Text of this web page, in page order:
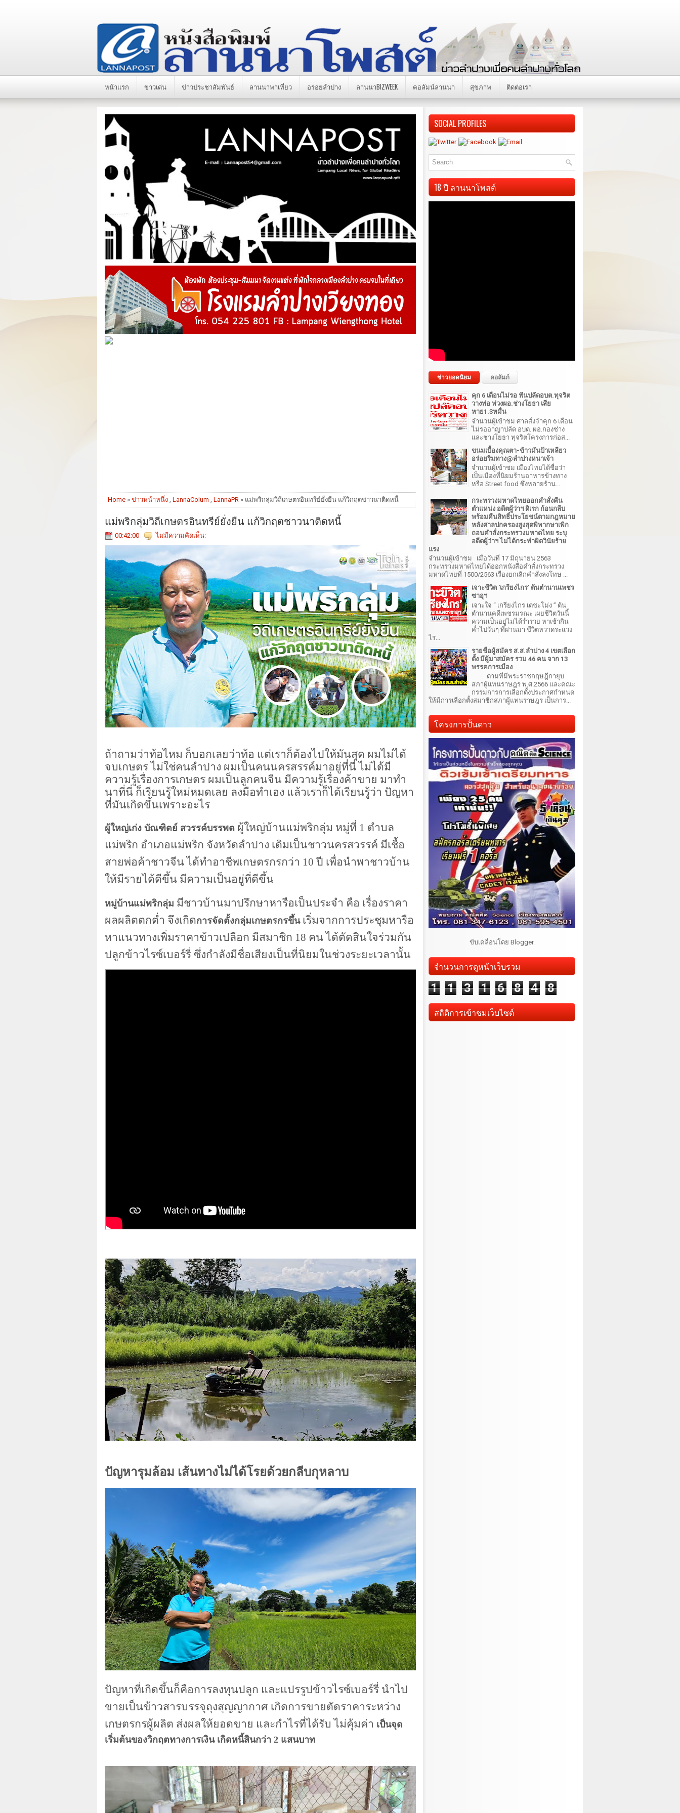
หน้าแรก ข่าวเด่น ข่าวประชาสัมพันธ์ ลานนาพาเที่ยว อร่อยลำปาง ลานนาBIZWEEK คอลัมน์ลานนา สุขภาพ ติดต่อเรา
Home » ข่าวหน้าหนึ่ง , LannaColum , LannaPR » แม่พริกลุ่มวิถีเกษตรอินทรีย์ยั่งยืน แก้วิกฤตชาวนาติดหนี้
แม่พริกลุ่มวิถีเกษตรอินทรีย์ยั่งยืน แก้วิกฤตชาวนาติดหนี้
00:42:00 ไม่มีความคิดเห็น:
ถ้าถามว่าท้อไหม ก็บอกเลยว่าท้อ แต่เราก็ต้องไปให้มันสุด ผมไม่ได้
จบเกษตร ไม่ใช่คนลำปาง ผมเป็นคนนครสรรค์มาอยู่ที่นี่ ไม่ได้มี
ความรู้เรื่องการเกษตร ผมเป็นลูกคนจีน มีความรู้เรื่องค้าขาย มาทำ
นาที่นี่ ก็เรียนรู้ใหม่หมดเลย ลงมือทำเอง แล้วเราก็ได้เรียนรู้ว่า ปัญหา
ที่มันเกิดขึ้นเพราะอะไร
ผู้ใหญ่เก่ง บัณฑิตย์ สวรรค์บรรพต ผู้ใหญ่บ้านแม่พริกลุ่ม หมู่ที่ 1 ตำบล
แม่พริก อำเภอแม่พริก จังหวัดลำปาง เดิมเป็นชาวนครสวรรค์ มีเชื้อ
สายพ่อค้าชาวจีน ได้ทำอาชีพเกษตรกรกว่า 10 ปี เพื่อนำพาชาวบ้าน
ให้มีรายได้ดีขึ้น มีความเป็นอยู่ที่ดีขึ้น
หมู่บ้านแม่พริกลุ่ม มีชาวบ้านมาปรึกษาหารือเป็นประจำ คือ เรื่องราคา
ผลผลิตตกต่ำ จึงเกิดการจัดตั้งกลุ่มเกษตรกรขึ้นเริ่มจากการประชุมหารือ
หาแนวทางเพิ่มราคาข้าวเปลือก มีสมาชิก 18 คน ได้ตัดสินใจร่วมกัน
ปลูกข้าวไรซ์เบอร์รี่ ซึ่งกำลังมีชื่อเสียงเป็นที่นิยมในช่วงระยะเวลานั้น
ปัญหารุมล้อม เส้นทางไม่ได้โรยด้วยกลีบกุหลาบ
ปัญหาที่เกิดขึ้นก็คือการลงทุนปลูก และแปรรูปข้าวไรซ์เบอร์รี่ นำไป
ขายเป็นข้าวสารบรรจุถุงสุญญากาศ เกิดการขายตัดราคาระหว่าง
เกษตรกรผู้ผลิต ส่งผลให้ยอดขาย และกำไรที่ได้รับ ไม่คุ้มค่า เป็นจุด
เริ่มต้นของวิกฤตทางการเงิน เกิดหนี้สินกว่า 2 แสนบาท
SOCIAL PROFILES
18 ปี ลานนาโพสต์
ข่าวยอดนิยม คอลัมภ์
คุก 6 เดือนไม่รอ ฟันปลัดอบต.ทุจริต
วางท่อ พ่วงผอ.ช่างโยธา เสีย
หาย1.3หมื่น
จำนวนผู้เข้าชม ศาลสั่งจำคุก 6 เดือน
ไม่รออาญาปลัด อบต. ผอ.กองช่าง
และช่างโยธา ทุจริตโครงการก่อส...
ขนมเบื้องคุณตา-ข้าวมันป้าเหลียว
อร่อยริมทาง@ลำปางหนาเจ้า
จำนวนผู้เข้าชม เมืองไทยได้ชื่อว่า
เป็นเมืองที่นิยมร้านอาหารข้างทาง
หรือ Street food ซึ่งหลายร้าน...
กระทรวงมหาดไทยออกคำสั่งคืน
ตำแหน่ง อดีตผู้ว่าฯ ดิเรก ก้อนกลีบ
พร้อมคืนสิทธิ์ประโยชน์ตามกฎหมาย
หลังศาลปกครองสูงสุดพิพากษาเพิก
ถอนคำสั่งกระทรวงมหาดไทย ระบุ
อดีตผู้ว่าฯ ไม่ได้กระทำผิดวินัยร้าย
แรง
จำนวนผู้เข้าชม เมื่อวันที่ 17 มิถุนายน 2563
กระทรวงมหาดไทยได้ออกหนังสือคำสั่งกระทรวง
มหาดไทยที่ 1500/2563 เรื่องยกเลิกคำสั่งลงโทษ ...
เจาะชีวิต 'เกรียงไกร' ต้นตำนานเพชร
ซาอุฯ
เจาะใจ “ เกรียงไกร เตชะโม่ง ” ต้น
ตำนานคดีเพชรมรณะ เผยชีวิตวันนี้
ความเป็นอยู่ไม่ได้ร่ำรวย หาเช้ากิน
ค่ำไปวันๆ ที่ผ่านมา ชีวิตหวาดระแวง
ไร...
รายชื่อผู้สมัคร ส.ส.ลำปาง 4 เขตเลือก
ตั้ง มีผู้มาสมัคร รวม 46 คน จาก 13
พรรคการเมือง
ตามที่มีพระราชกฤษฎีกายุบ
สภาผู้แทนราษฎร พ.ศ.2566 และคณะ
กรรมการการเลือกตั้งประกาศกำหนด
ให้มีการเลือกตั้งสมาชิกสภาผู้แทนราษฎร เป็นการ...
โครงการปั้นดาว
ขับเคลื่อนโดย Blogger.
จำนวนการดูหน้าเว็บรวม
1 1 3 1 6 8 4 8
สถิติการเข้าชมเว็บไซต์